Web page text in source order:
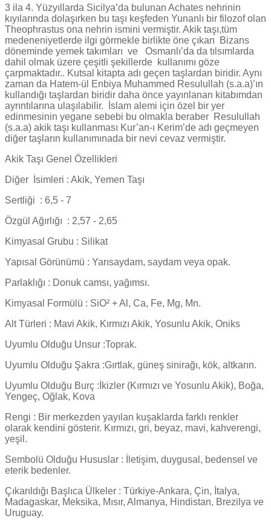
3 ila 4. Yüzyıllarda Sicilya’da bulunan Achates nehrinin
kıyılarında dolaşırken bu taşı keşfeden Yunanlı bir filozof olan
Theophrastus ona nehrin ismini vermiştir. Akik taşı,tüm
medeneniyetlerde ilgi görmekle birlikte öne çıkan Bizans
döneminde yemek takımları ve Osmanlı’da da tılsımlarda
dahil olmak üzere çeşitli şekillerde kullanımı göze
çarpmaktadır.. Kutsal kitapta adı geçen taşlardan biridir. Aynı
zaman da Hatem-ül Enbiya Muhammed Resulullah (s.a.a)’ın
kullandığı taşlardan biridir daha önce yayınlanan kitabımdan
ayrıntılarına ulaşılabilir. İslam alemi için özel bir yer
edinmesinin yegane sebebi bu olmakla beraber Resulullah
(s.a.a) akik taşı kullanması Kur’an-ı Kerim’de adı geçmeyen
diğer taşların kullanımınada bir nevi cevaz vermiştir.
Akik Taşı Genel Özellikleri
Diğer İsimleri : Akik, Yemen Taşı
Sertliği : 6,5 - 7
Özgül Ağırlığı : 2,57 - 2,65
Kimyasal Grubu : Silikat
Yapısal Görünümü : Yarısaydam, saydam veya opak.
Parlaklığı : Donuk camsı, yağımsı.
Kimyasal Formülü : SiO² + Al, Ca, Fe, Mg, Mn.
Alt Türleri : Mavi Akik, Kırmızı Akik, Yosunlu Akik, Oniks
Uyumlu Olduğu Unsur :Toprak.
Uyumlu Olduğu Şakra :Gırtlak, güneş sinirağı, kök, altkarın.
Uyumlu Olduğu Burç :İkizler (Kırmızı ve Yosunlu Akik), Boğa,
Yengeç, Oğlak, Kova
Rengi : Bir merkezden yayılan kuşaklarda farklı renkler
olarak kendini gösterir. Kırmızı, gri, beyaz, mavi, kahverengi,
yeşil.
Sembolü Olduğu Hususlar : İletişim, duygusal, bedensel ve
eterik bedenler.
Çıkarıldığı Başlıca Ülkeler : Türkiye-Ankara, Çin, İtalya,
Madagaskar, Meksika, Mısır, Almanya, Hindistan, Brezilya ve
Uruguay.